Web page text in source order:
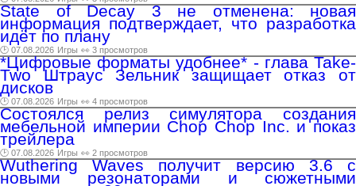
State of Decay 3 не отменена: новая
информация подтверждает, что разработка
идёт по плану
🕑 07.08.2026 Игры 👀 3 просмотров
*Цифровые форматы удобнее* - глава Take-
Two Штраус Зельник защищает отказ от
дисков
🕑 07.08.2026 Игры 👀 4 просмотров
Состоялся релиз симулятора создания
мебельной империи Chop Chop Inc. и показ
трейлера
🕑 07.08.2026 Игры 👀 2 просмотров
Wuthering Waves получит версию 3.6 с
новыми резонаторами и сюжетными